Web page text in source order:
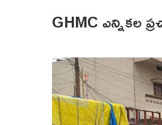
GHMC ఎన్నికల